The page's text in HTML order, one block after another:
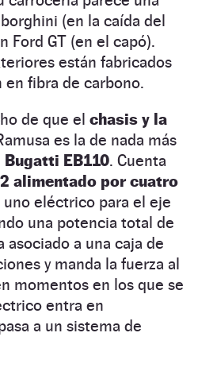
(en la caída del
Ford GT (en el capó).
están fabricados
fibra de carbono.
de que el chasis y la
es la de nada más
Bugatti EB110. Cuenta
alimentado por cuatro
uno eléctrico para el eje
una potencia total de
asociado a una caja de
y manda la fuerza al
momentos en los que se
entra en
a un sistema de